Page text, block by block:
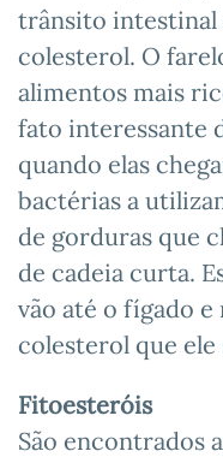
trânsito intestinal
colesterol. O
alimentos mais
fato interessante
quando elas
bactérias a
de gorduras que
de cadeia curta.
vão até o fígado
colesterol que
Fitoesteróis
São encontrados